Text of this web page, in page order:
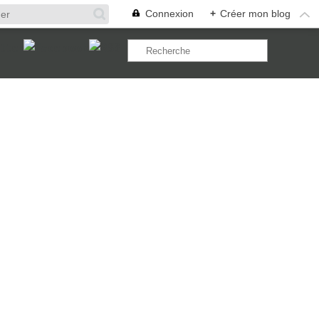
Connexion + Créer mon blog